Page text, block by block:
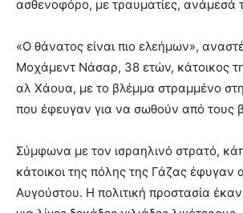
ασθενοφόρο, με τραυματίες, ανάμεσά
«Ο θάνατος είναι πιο ελεήμων»,
Μοχάμεντ Νάσαρ, 38 ετών, κάτοικος
αλ Χάουα, με το βλέμμα στραμμένο
που έφευγαν για να σωθούν από τους
Σύμφωνα με τον ισραηλινό στρατό,
κάτοικοι της πόλης της Γάζας έφυγαν
Αυγούστου. Η πολιτική προστασία